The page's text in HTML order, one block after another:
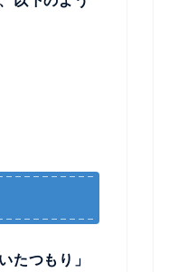
たつもり」